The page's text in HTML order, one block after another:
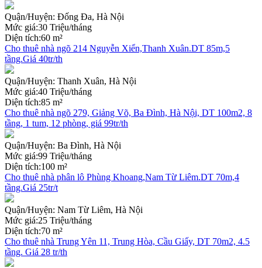
Quận/Huyện: Đống Đa, Hà Nội
Mức giá:30 Triệu/tháng
Diện tích:60 m²
Cho thuê nhà ngõ 214 Nguyễn Xiển,Thanh Xuân.DT 85m,5
tầng.Giá 40tr/th
Quận/Huyện: Thanh Xuân, Hà Nội
Mức giá:40 Triệu/tháng
Diện tích:85 m²
Cho thuê nhà ngõ 279, Giảng Võ, Ba Đình, Hà Nội, DT 100m2, 8
tầng, 1 tum, 12 phòng, giá 99tr/th
Quận/Huyện: Ba Đình, Hà Nội
Mức giá:99 Triệu/tháng
Diện tích:100 m²
Cho thuê nhà phân lô Phùng Khoang,Nam Từ Liêm.DT 70m,4
tầng.Giá 25tr/t
Quận/Huyện: Nam Từ Liêm, Hà Nội
Mức giá:25 Triệu/tháng
Diện tích:70 m²
Cho thuê nhà Trung Yên 11, Trung Hòa, Cầu Giấy, DT 70m2, 4.5
tầng. Giá 28 tr/th